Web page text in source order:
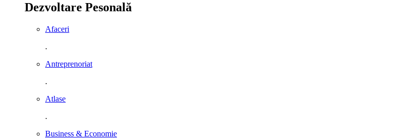
Dezvoltare Pesonală
Afaceri
.
Antreprenoriat
.
Atlase
.
Business & Economie